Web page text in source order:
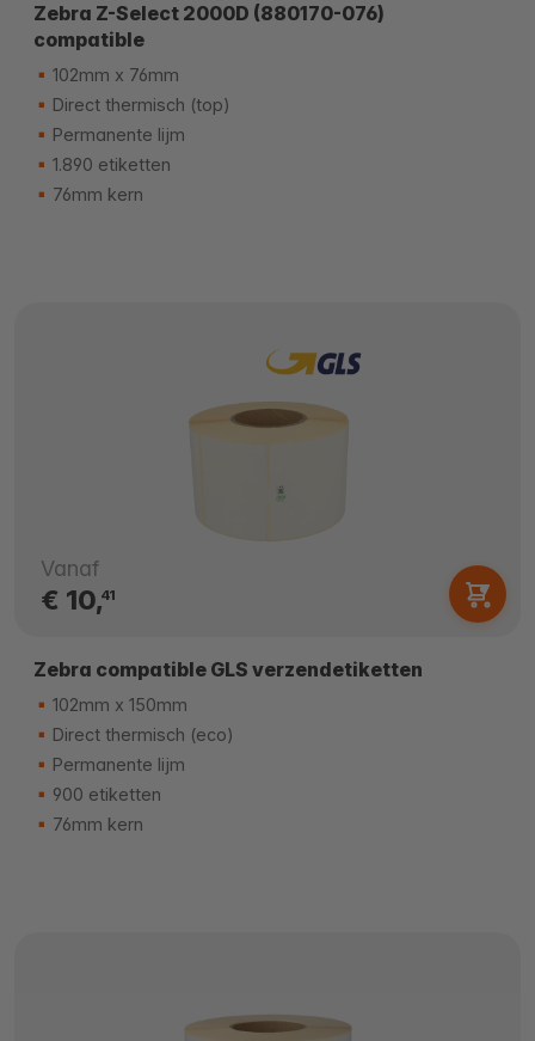
Zebra Z-Select 2000D (880170-076)
compatible
102mm x 76mm
Direct thermisch (top)
Permanente lijm
1.890 etiketten
76mm kern
Vanaf
€ 10,41
Zebra compatible GLS verzendetiketten
102mm x 150mm
Direct thermisch (eco)
Permanente lijm
900 etiketten
76mm kern